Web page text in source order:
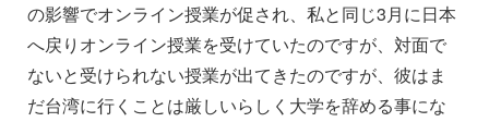
の影響でオンライン授業が促され、私と同じ3月に日本
へ戻りオンライン授業を受けていたのですが、対面で
ないと受けられない授業が出てきたのですが、彼はま
だ台湾に行くことは厳しいらしく大学を辞める事にな